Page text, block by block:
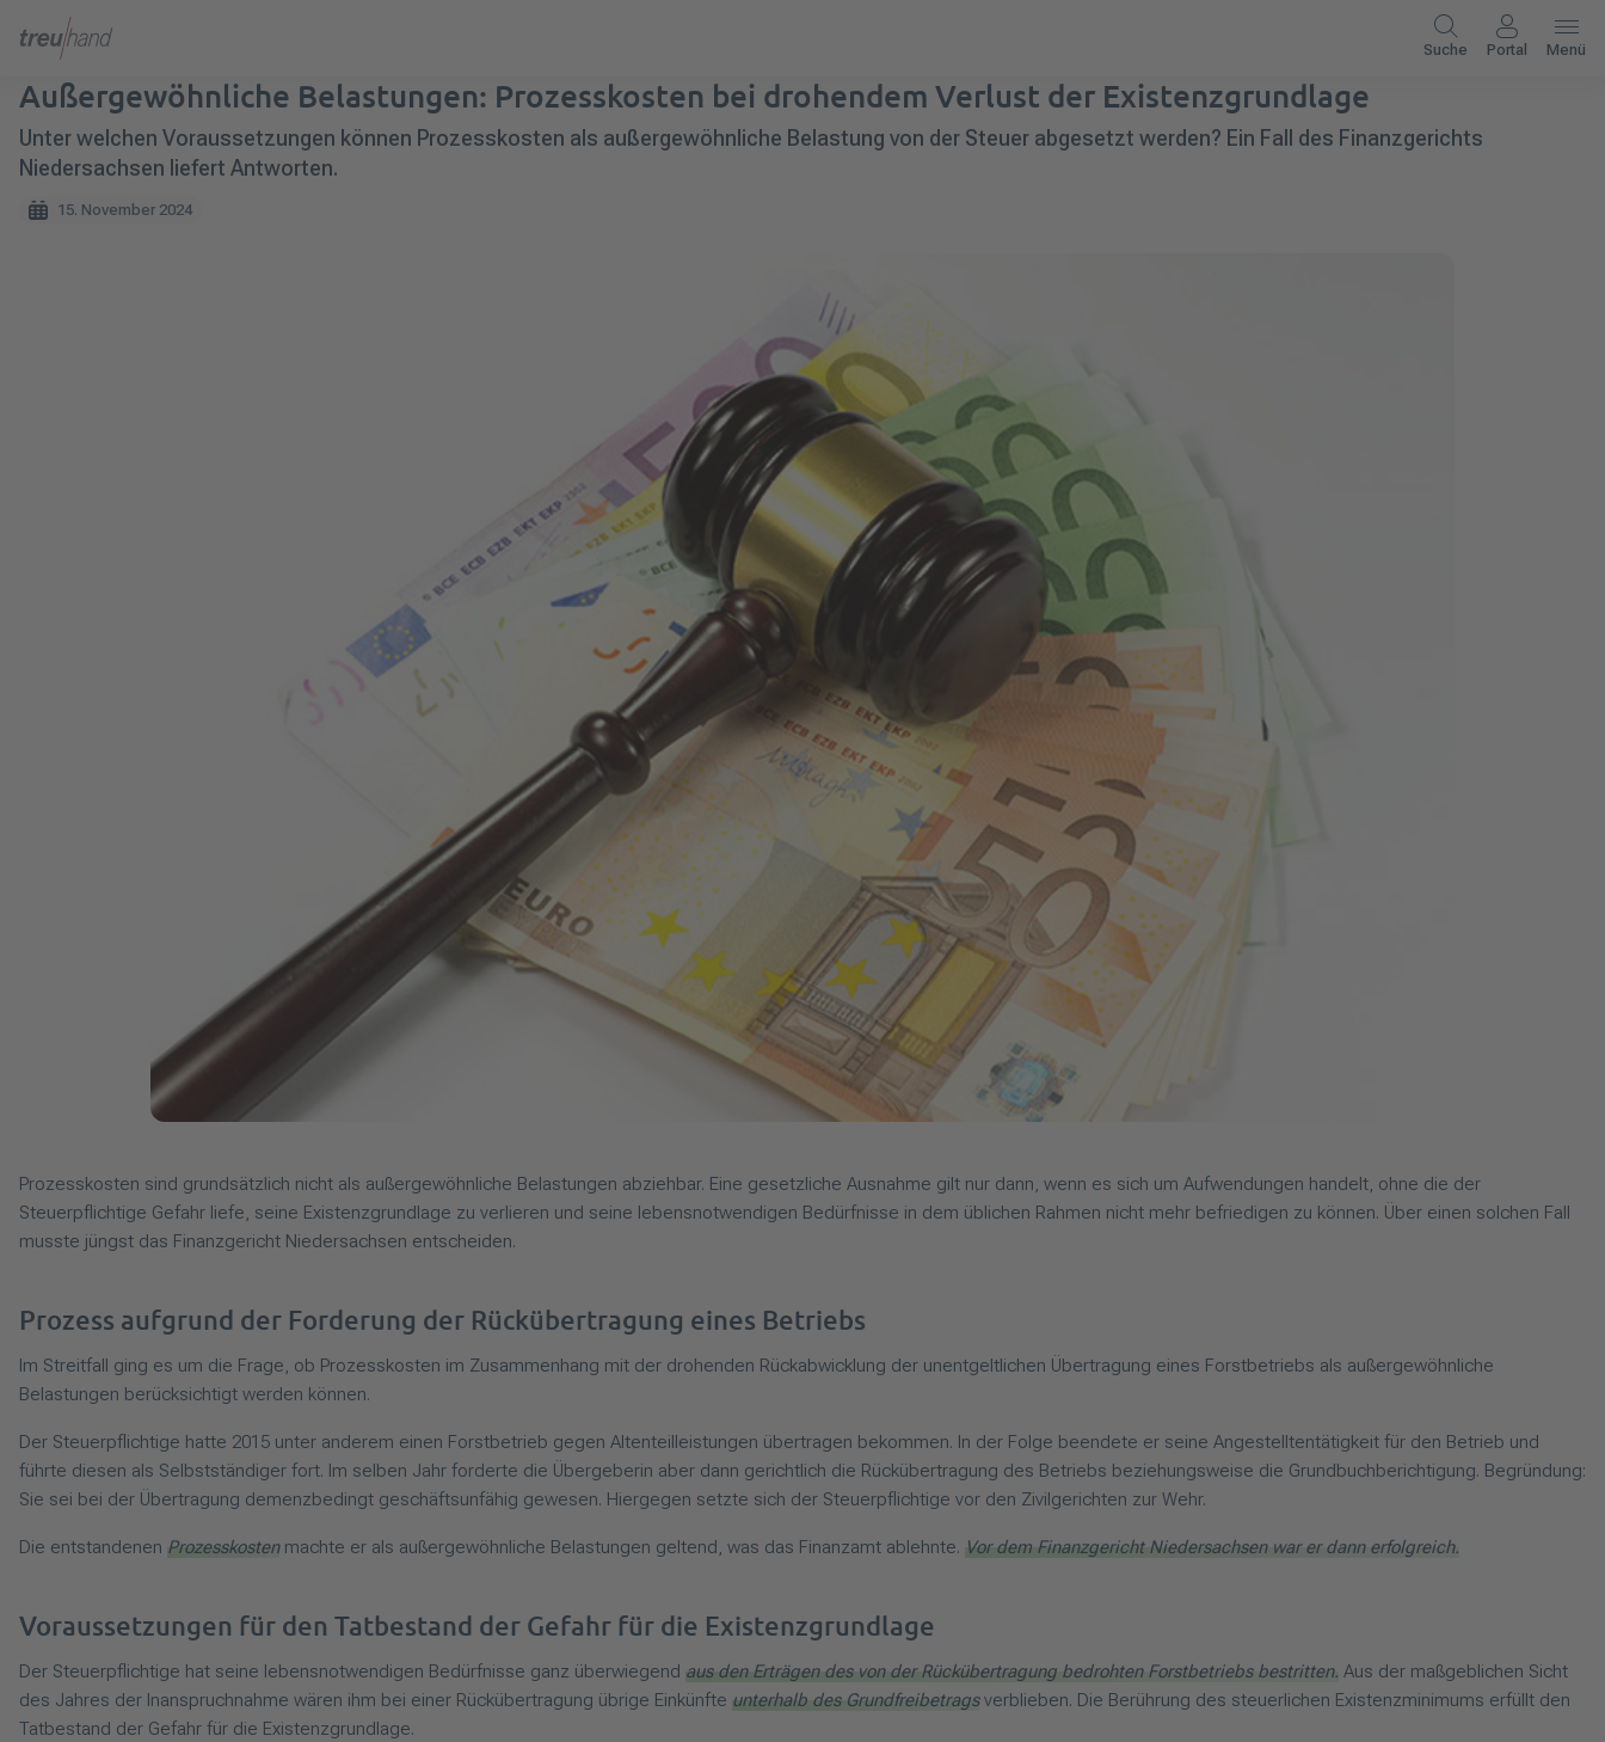
Suche Portal Menü
Außergewöhnliche Belastungen: Prozesskosten bei drohendem Verlust der Existenzgrundlage
Unter welchen Voraussetzungen können Prozesskosten als außergewöhnliche Belastung von der Steuer abgesetzt werden? Ein Fall des Finanzgerichts
Niedersachsen liefert Antworten.
15. November 2024
Prozesskosten sind grundsätzlich nicht als außergewöhnliche Belastungen abziehbar. Eine gesetzliche Ausnahme gilt nur dann, wenn es sich um Aufwendungen handelt, ohne die der
Steuerpflichtige Gefahr liefe, seine Existenzgrundlage zu verlieren und seine lebensnotwendigen Bedürfnisse in dem üblichen Rahmen nicht mehr befriedigen zu können. Über einen solchen Fall
musste jüngst das Finanzgericht Niedersachsen entscheiden.
Prozess aufgrund der Forderung der Rückübertragung eines Betriebs
Im Streitfall ging es um die Frage, ob Prozesskosten im Zusammenhang mit der drohenden Rückabwicklung der unentgeltlichen Übertragung eines Forstbetriebs als außergewöhnliche
Belastungen berücksichtigt werden können.
Der Steuerpflichtige hatte 2015 unter anderem einen Forstbetrieb gegen Altenteilleistungen übertragen bekommen. In der Folge beendete er seine Angestelltentätigkeit für den Betrieb und
führte diesen als Selbstständiger fort. Im selben Jahr forderte die Übergeberin aber dann gerichtlich die Rückübertragung des Betriebs beziehungsweise die Grundbuchberichtigung. Begründung:
Sie sei bei der Übertragung demenzbedingt geschäftsunfähig gewesen. Hiergegen setzte sich der Steuerpflichtige vor den Zivilgerichten zur Wehr.
Die entstandenen Prozesskostenmachte er als außergewöhnliche Belastungen geltend, was das Finanzamt ablehnte. Vor dem Finanzgericht Niedersachsen war er dann erfolgreich.
Voraussetzungen für den Tatbestand der Gefahr für die Existenzgrundlage
Der Steuerpflichtige hat seine lebensnotwendigen Bedürfnisse ganz überwiegend aus den Erträgen des von der Rückübertragung bedrohten Forstbetriebs bestritten. Aus der maßgeblichen Sicht
des Jahres der Inanspruchnahme wären ihm bei einer Rückübertragung übrige Einkünfte unterhalb des Grundfreibetragsverblieben. Die Berührung des steuerlichen Existenzminimums erfüllt den
Tatbestand der Gefahr für die Existenzgrundlage.